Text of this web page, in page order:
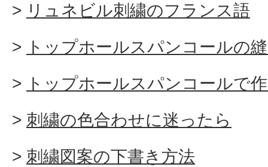
リュネビル刺繍のフランス語
トップホールスパンコールの
トップホールスパンコールで
刺繍の色合わせに迷ったら
刺繍図案の下書き方法